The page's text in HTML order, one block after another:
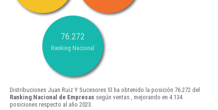
76.272
Ranking Nacional
Distribuciones Juan Ruiz Y Sucesores Sl ha obtenido la posición 76.272 del
Ranking Nacional de Empresas según ventas , mejorando en 4.134
posiciones respecto al año 2023.